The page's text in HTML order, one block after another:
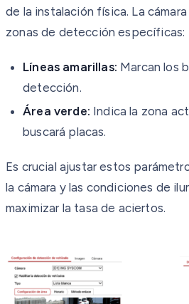
de la instalación física. La
zonas de detección específicas:
Líneas amarillas: Marcan los
detección.
Área verde: Indica la zona
buscará placas.
Es crucial ajustar estos
la cámara y las condiciones de
maximizar la tasa de aciertos.